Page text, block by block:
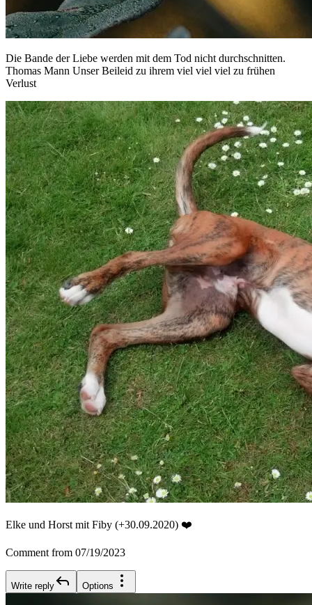
Die Bande der Liebe werden mit dem Tod nicht durchschnitten.
Thomas Mann Unser Beileid zu ihrem viel viel viel zu frühen
Verlust
Elke und Horst mit Fiby (+30.09.2020) ❤️
Comment from 07/19/2023
Write reply Options